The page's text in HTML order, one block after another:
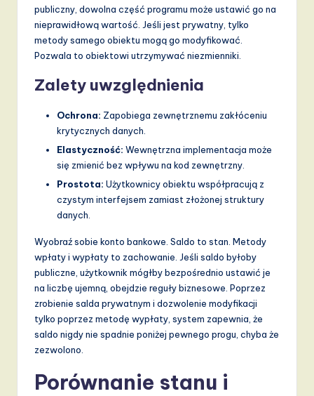
publiczny, dowolna część programu może ustawić go na
nieprawidłową wartość. Jeśli jest prywatny, tylko
metody samego obiektu mogą go modyfikować.
Pozwala to obiektowi utrzymywać niezmienniki.
Zalety uwzględnienia
Ochrona: Zapobiega zewnętrznemu zakłóceniu
krytycznych danych.
Elastyczność: Wewnętrzna implementacja może
się zmienić bez wpływu na kod zewnętrzny.
Prostota: Użytkownicy obiektu współpracują z
czystym interfejsem zamiast złożonej struktury
danych.
Wyobraź sobie konto bankowe. Saldo to stan. Metody
wpłaty i wypłaty to zachowanie. Jeśli saldo byłoby
publiczne, użytkownik mógłby bezpośrednio ustawić je
na liczbę ujemną, obejdzie reguły biznesowe. Poprzez
zrobienie salda prywatnym i dozwolenie modyfikacji
tylko poprzez metodę wypłaty, system zapewnia, że
saldo nigdy nie spadnie poniżej pewnego progu, chyba że
zezwolono.
Porównanie stanu i